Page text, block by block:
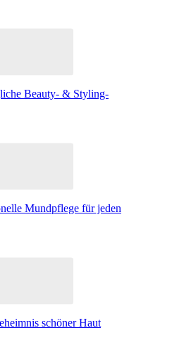
Beauty- & Styling-
Mundpflege für jeden
schöner Haut